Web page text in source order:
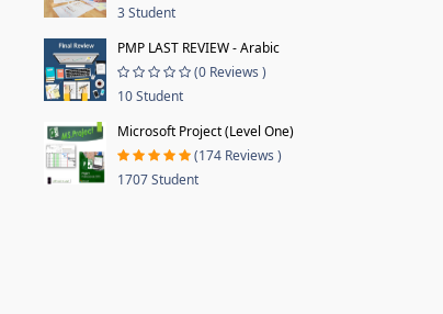
3 Student
PMP LAST REVIEW - Arabic
(0 Reviews )
10 Student
Microsoft Project (Level One)
(174 Reviews )
1707 Student